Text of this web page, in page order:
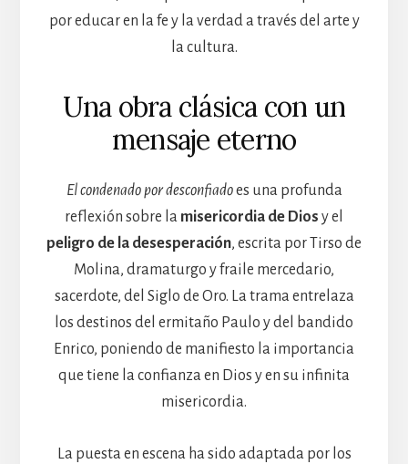
por educar en la fe y la verdad a través del arte y
la cultura.
Una obra clásica con un
mensaje eterno
El condenado por desconfiadoes una profunda
reflexión sobre la misericordia de Dios y el
peligro de la desesperación, escrita por Tirso de
Molina, dramaturgo y fraile mercedario,
sacerdote, del Siglo de Oro. La trama entrelaza
los destinos del ermitaño Paulo y del bandido
Enrico, poniendo de manifiesto la importancia
que tiene la confianza en Dios y en su infinita
misericordia.
La puesta en escena ha sido adaptada por los